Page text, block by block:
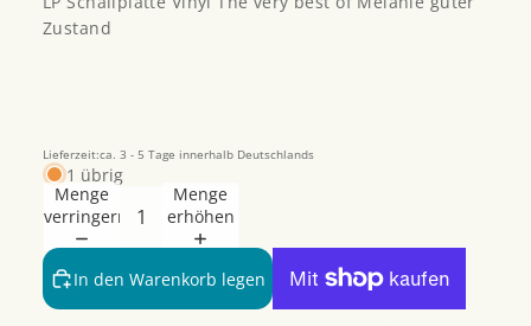
Zustand
Lieferzeit:ca. 3 - 5 Tage innerhalb Deutschlands
1 übrig
Menge
verringern
Menge
erhöhen
In den Warenkorb legen
Datenschutzerklärung
Widerrufsrecht